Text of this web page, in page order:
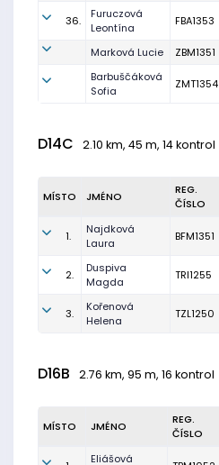
36.
Furuczová
Leontína
FBA1353
Marková Lucie ZBM1351
Barbuščáková
Sofia
ZMT1354
D14C 2.10 km, 45 m, 14 kontrol
MÍSTO JMÉNO
REG.
ČÍSLO
1.
Najdková
Laura
BFM1351
2.
Duspiva
Magda
TRI1255
3.
Kořenová
Helena
TZL1250
D16B 2.76 km, 95 m, 16 kontrol
MÍSTO JMÉNO
REG.
ČÍSLO
Eliášová